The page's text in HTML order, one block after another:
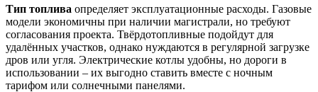
Тип топлива определяет эксплуатационные расходы. Газовые
модели экономичны при наличии магистрали, но требуют
согласования проекта. Твёрдотопливные подойдут для
удалённых участков, однако нуждаются в регулярной загрузке
дров или угля. Электрические котлы удобны, но дороги в
использовании – их выгодно ставить вместе с ночным
тарифом или солнечными панелями.